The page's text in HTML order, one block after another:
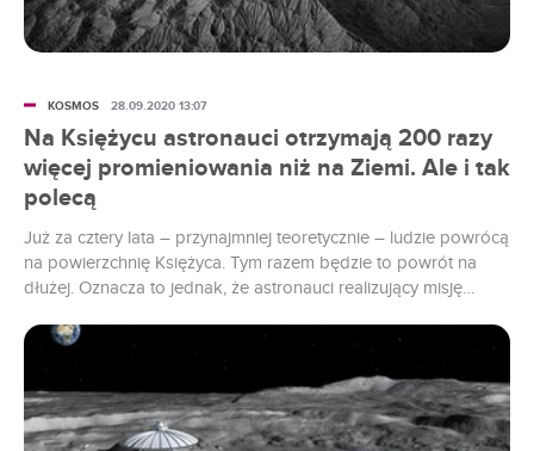
Na Księżycu astronauci otrzymają 200 razy
więcej promieniowania niż na Ziemi. Ale i tak
polecą
Już za cztery lata – przynajmniej teoretycznie – ludzie powrócą
na powierzchnię Księżyca. Tym razem będzie to powrót na
dłużej. Oznacza to jednak, że astronauci realizujący misję
szkodliwego promieniowania kosmicznego.
KOSMOS 28.09.2020 13:07